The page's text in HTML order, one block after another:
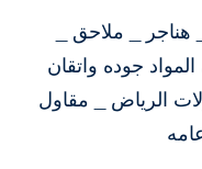
_ ملاحق _
جوده واتقان
الرياض _ مقاول